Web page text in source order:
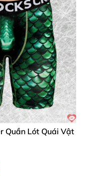
Quần Lót Quái Vật